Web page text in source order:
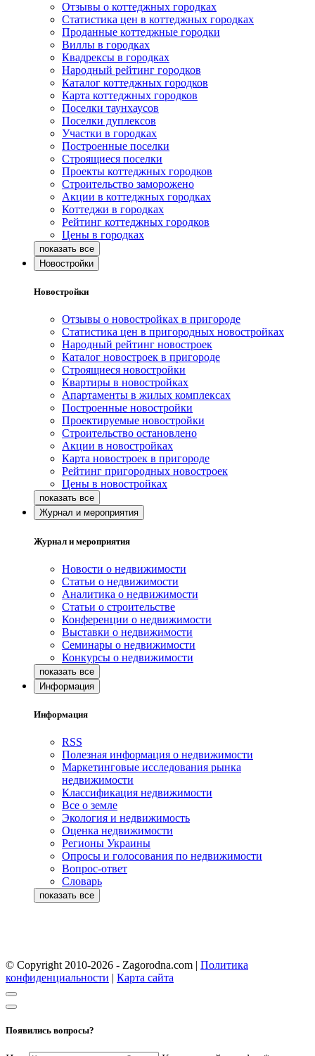
Отзывы о коттеджных городках
Статистика цен в коттеджных городках
Проданные коттеджные городки
Виллы в городках
Квадрексы в городках
Народный рейтинг городков
Каталог коттеджных городков
Карта коттеджных городков
Поселки таунхаусов
Поселки дуплексов
Участки в городках
Построенные поселки
Строящиеся поселки
Проекты коттеджных городков
Строительство заморожено
Акции в коттеджных городках
Коттеджи в городках
Рейтинг коттеджных городков
Цены в городках
Новостройки
Новостройки
Отзывы о новостройках в пригороде
Статистика цен в пригородных новостройках
Народный рейтинг новостроек
Каталог новостроек в пригороде
Строящиеся новостройки
Квартиры в новостройках
Апартаменты в жилых комплексах
Построенные новостройки
Проектируемые новостройки
Строительство остановлено
Акции в новостройках
Карта новостроек в пригороде
Рейтинг пригородных новостроек
Цены в новостройках
Журнал и мероприятия
Журнал и мероприятия
Новости о недвижимости
Статьи о недвижимости
Аналитика о недвижимости
Статьи о строительстве
Конференции о недвижимости
Выставки о недвижимости
Семинары о недвижимости
Конкурсы о недвижимости
Информация
Информация
RSS
Полезная информация о недвижимости
Маркетинговые исследования рынка
недвижимости
Классификация недвижимости
Все о земле
Экология и недвижимость
Оценка недвижимости
Регионы Украины
Опросы и голосования по недвижимости
Вопрос-ответ
Словарь
© Copyright 2010-2026 - Zagorodna.com | Политика
конфиденциальности | Карта сайта
Появились вопросы?